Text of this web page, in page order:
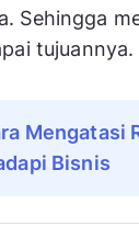
Sehingga
tujuannya.
Mengatasi
Bisnis